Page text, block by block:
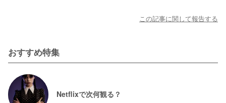
この記事に関して報告する
おすすめ特集
Netflixで次何観る？